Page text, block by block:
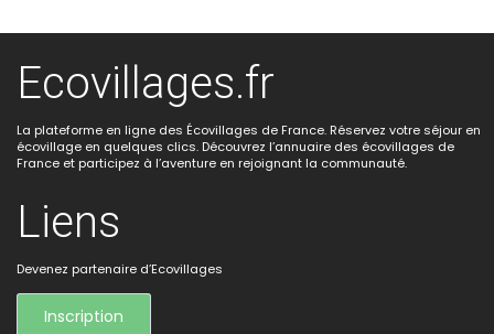
Ecovillages.fr
La plateforme en ligne des Écovillages de France. Réservez votre séjour en
écovillage en quelques clics. Découvrez l’annuaire des écovillages de
France et participez à l’aventure en rejoignant la communauté.
Liens
Devenez partenaire d’Ecovillages
Inscription